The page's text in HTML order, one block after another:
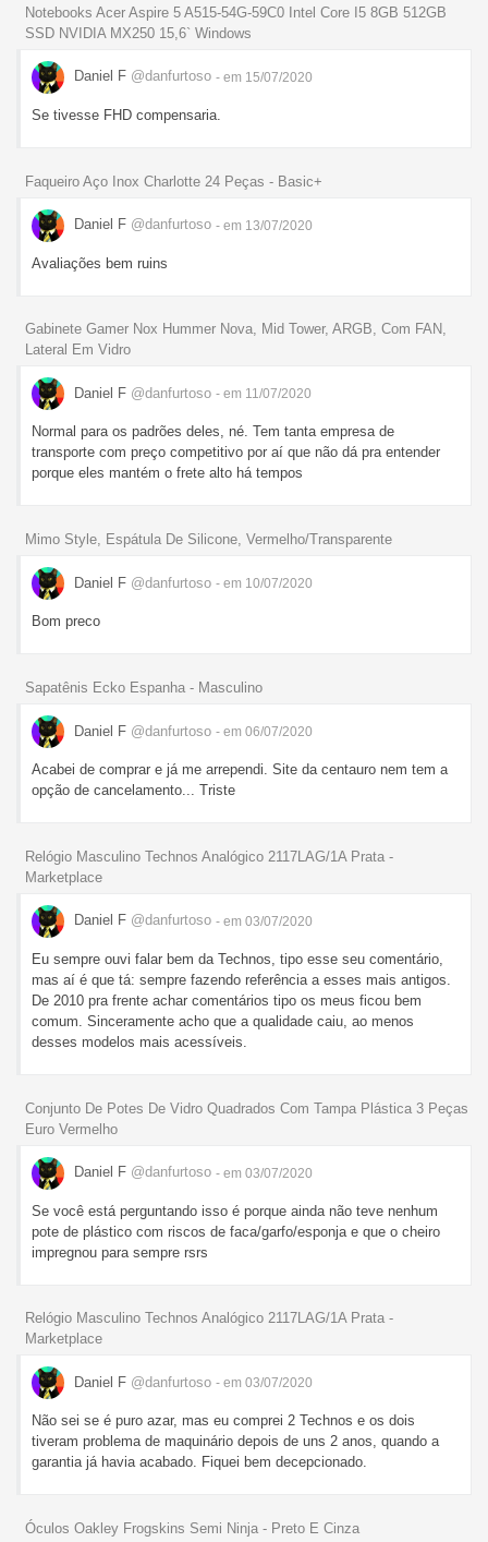
Notebooks Acer Aspire 5 A515-54G-59C0 Intel Core I5 8GB 512GB
SSD NVIDIA MX250 15,6` Windows
Daniel F @danfurtoso - em 15/07/2020
Se tivesse FHD compensaria.
Faqueiro Aço Inox Charlotte 24 Peças - Basic+
Daniel F @danfurtoso - em 13/07/2020
Avaliações bem ruins
Gabinete Gamer Nox Hummer Nova, Mid Tower, ARGB, Com FAN,
Lateral Em Vidro
Daniel F @danfurtoso - em 11/07/2020
Normal para os padrões deles, né. Tem tanta empresa de
transporte com preço competitivo por aí que não dá pra entender
porque eles mantém o frete alto há tempos
Mimo Style, Espátula De Silicone, Vermelho/Transparente
Daniel F @danfurtoso - em 10/07/2020
Bom preco
Sapatênis Ecko Espanha - Masculino
Daniel F @danfurtoso - em 06/07/2020
Acabei de comprar e já me arrependi. Site da centauro nem tem a
opção de cancelamento... Triste
Relógio Masculino Technos Analógico 2117LAG/1A Prata -
Marketplace
Daniel F @danfurtoso - em 03/07/2020
Eu sempre ouvi falar bem da Technos, tipo esse seu comentário,
mas aí é que tá: sempre fazendo referência a esses mais antigos.
De 2010 pra frente achar comentários tipo os meus ficou bem
comum. Sinceramente acho que a qualidade caiu, ao menos
desses modelos mais acessíveis.
Conjunto De Potes De Vidro Quadrados Com Tampa Plástica 3 Peças
Euro Vermelho
Daniel F @danfurtoso - em 03/07/2020
Se você está perguntando isso é porque ainda não teve nenhum
pote de plástico com riscos de faca/garfo/esponja e que o cheiro
impregnou para sempre rsrs
Relógio Masculino Technos Analógico 2117LAG/1A Prata -
Marketplace
Daniel F @danfurtoso - em 03/07/2020
Não sei se é puro azar, mas eu comprei 2 Technos e os dois
tiveram problema de maquinário depois de uns 2 anos, quando a
garantia já havia acabado. Fiquei bem decepcionado.
Óculos Oakley Frogskins Semi Ninja - Preto E Cinza